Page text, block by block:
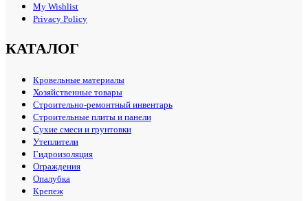
My Wishlist
Privacy Policy
КАТАЛОГ
Кровельные материалы
Хозяйственные товары
Строительно-ремонтный инвентарь
Строительные плиты и панели
Сухие смеси и грунтовки
Утеплители
Гидроизоляция
Ограждения
Опалубка
Крепеж